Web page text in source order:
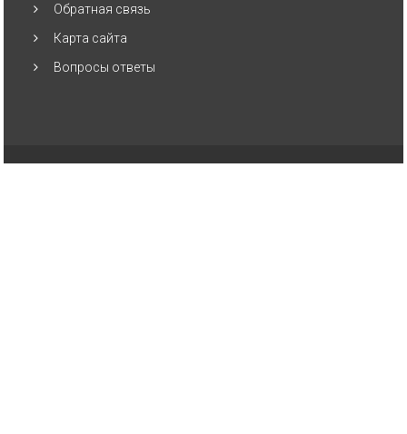
Обратная связь
Карта сайта
Вопросы ответы